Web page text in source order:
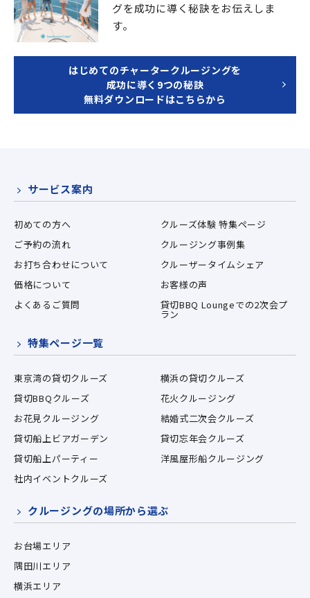
グを成功に導く秘訣をお伝えしま
す。
はじめてのチャータークルージングを
成功に導く9つの秘訣
無料ダウンロードはこちらから
サービス案内
初めての方へ
クルーズ体験 特集ページ
ご予約の流れ
クルージング事例集
お打ち合わせについて
クルーザータイムシェア
価格について
お客様の声
よくあるご質問
貸切BBQ Loungeでの2次会プ
ラン
特集ページ一覧
東京湾の貸切クルーズ
横浜の貸切クルーズ
貸切BBQクルーズ
花火クルージング
お花見クルージング
結婚式二次会クルーズ
貸切船上ビアガーデン
貸切忘年会クルーズ
貸切船上パーティー
洋風屋形船クルージング
社内イベントクルーズ
クルージングの場所から選ぶ
お台場エリア
隅田川エリア
横浜エリア